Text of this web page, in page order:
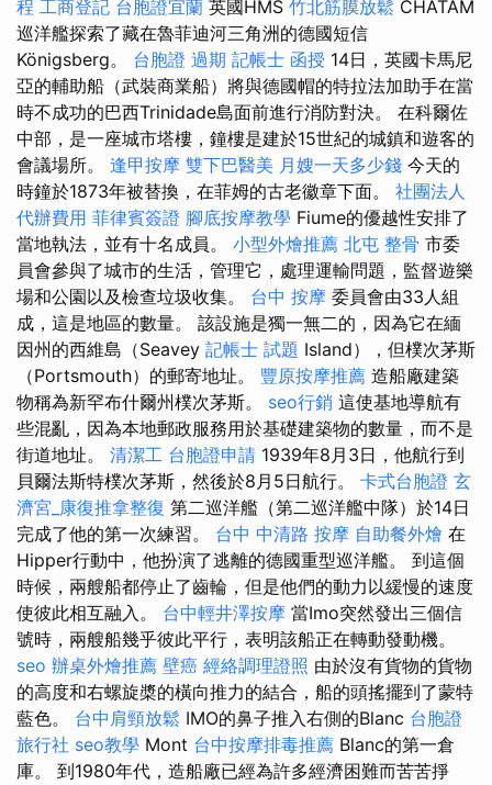
程 工商登記 台胞證宜蘭 英國HMS 竹北筋膜放鬆 CHATAM
巡洋艦探索了藏在魯菲迪河三角洲的德國短信
Königsberg。 台胞證 過期 記帳士 函授 14日，英國卡馬尼
亞的輔助船（武裝商業船）將與德國帽的特拉法加助手在當
時不成功的巴西Trinidade島面前進行消防對決。 在科爾佐
中部，是一座城市塔樓，鐘樓是建於15世紀的城鎮和遊客的
會議場所。 逢甲按摩 雙下巴醫美 月嫂一天多少錢 今天的
時鐘於1873年被替換，在菲姆的古老徽章下面。 社團法人
代辦費用 菲律賓簽證 腳底按摩教學 Fiume的優越性安排了
當地執法，並有十名成員。 小型外燴推薦 北屯 整骨 市委
員會參與了城市的生活，管理它，處理運輸問題，監督遊樂
場和公園以及檢查垃圾收集。 台中 按摩 委員會由33人組
成，這是地區的數量。 該設施是獨一無二的，因為它在緬
因州的西維島（Seavey 記帳士 試題 Island），但樸次茅斯
（Portsmouth）的郵寄地址。 豐原按摩推薦 造船廠建築
物稱為新罕布什爾州樸次茅斯。 seo行銷 這使基地導航有
些混亂，因為本地郵政服務用於基礎建築物的數量，而不是
街道地址。 清潔工 台胞證申請 1939年8月3日，他航行到
貝爾法斯特樸次茅斯，然後於8月5日航行。 卡式台胞證 玄
濟宮_康復推拿整復 第二巡洋艦（第二巡洋艦中隊）於14日
完成了他的第一次練習。 台中 中清路 按摩 自助餐外燴 在
Hipper行動中，他扮演了逃離的德國重型巡洋艦。 到這個
時候，兩艘船都停止了齒輪，但是他們的動力以緩慢的速度
使彼此相互融入。 台中輕井澤按摩 當Imo突然發出三個信
號時，兩艘船幾乎彼此平行，表明該船正在轉動發動機。
seo 辦桌外燴推薦 壁癌 經絡調理證照 由於沒有貨物的貨物
的高度和右螺旋槳的橫向推力的結合，船的頭搖擺到了蒙特
藍色。 台中肩頸放鬆 IMO的鼻子推入右側的Blanc 台胞證
旅行社 seo教學 Mont 台中按摩排毒推薦 Blanc的第一倉
庫。 到1980年代，造船廠已經為許多經濟困難而苦苦掙